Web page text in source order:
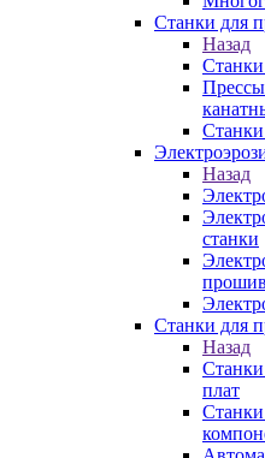
Станки для
Назад
Станки
Станки
Назад
станки
Станки для
Назад
Станки
плат